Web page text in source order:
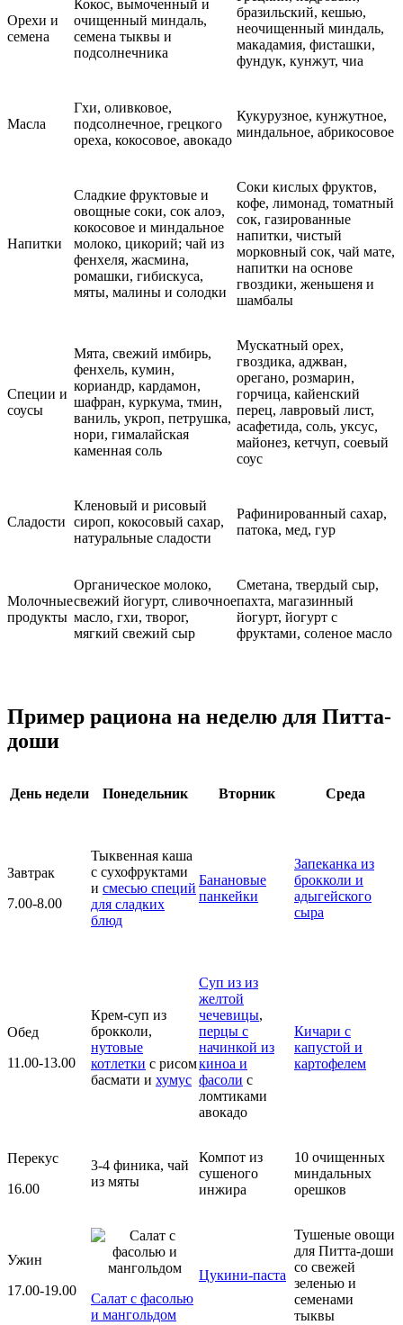
Орехи и
семена
Кокос, вымоченный и
очищенный миндаль,
семена тыквы и
подсолнечника
бразильский, кешью,
неочищенный миндаль,
макадамия, фисташки,
фундук, кунжут, чиа
Масла
Гхи, оливковое,
подсолнечное, грецкого
ореха, кокосовое, авокадо
Кукурузное, кунжутное,
миндальное, абрикосовое
Напитки
Сладкие фруктовые и
овощные соки, сок алоэ,
кокосовое и миндальное
молоко, цикорий; чай из
фенхеля, жасмина,
ромашки, гибискуса,
мяты, малины и солодки
Соки кислых фруктов,
кофе, лимонад, томатный
сок, газированные
напитки, чистый
морковный сок, чай мате,
напитки на основе
гвоздики, женьшеня и
шамбалы
Специи и
соусы
Мята, свежий имбирь,
фенхель, кумин,
кориандр, кардамон,
шафран, куркума, тмин,
ваниль, укроп, петрушка,
нори, гималайская
каменная соль
Мускатный орех,
гвоздика, аджван,
орегано, розмарин,
горчица, кайенский
перец, лавровый лист,
асафетида, соль, уксус,
майонез, кетчуп, соевый
соус
Сладости
Кленовый и рисовый
сироп, кокосовый сахар,
натуральные сладости
Рафинированный сахар,
патока, мед, гур
Молочные
продукты
Органическое молоко,
свежий йогурт, сливочное
масло, гхи, творог,
мягкий свежий сыр
Сметана, твердый сыр,
пахта, магазинный
йогурт, йогурт с
фруктами, соленое масло
Пример рациона на неделю для Питта-
доши
День недели Понедельник Вторник Среда
Завтрак
7.00-8.00
Тыквенная каша
с сухофруктами
и смесью специй
для сладких
блюд
Банановые
панкейки
Запеканка из
брокколи и
адыгейского
сыра
Обед
11.00-13.00
Крем-суп из
брокколи,
нутовые
котлетки с рисом
басмати и хумус
Суп из из
желтой
чечевицы,
перцы с
начинкой из
киноа и
фасоли с
ломтиками
авокадо
Кичари с
капустой и
картофелем
Перекус
16.00
3-4 финика, чай
из мяты
Компот из
сушеного
инжира
10 очищенных
миндальных
орешков
Ужин
17.00-19.00
Салат с фасолью
и мангольдом
Цукини-паста
Тушеные овощи
для Питта-доши
со свежей
зеленью и
семенами
тыквы